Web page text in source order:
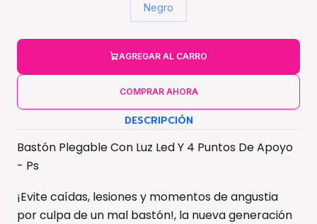
Negro
AGREGAR AL CARRO
COMPRAR AHORA
DESCRIPCIÓN
Bastón Plegable Con Luz Led Y 4 Puntos De Apoyo
- Ps
¡Evite caídas, lesiones y momentos de angustia
por culpa de un mal bastón!, la nueva generación